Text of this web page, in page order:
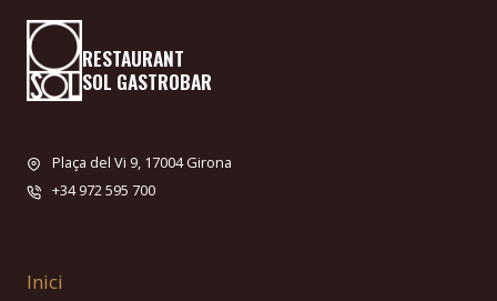
RESTAURANT
SOL GASTROBAR
Plaça del Vi 9, 17004 Girona
+34 972 595 700
Inici